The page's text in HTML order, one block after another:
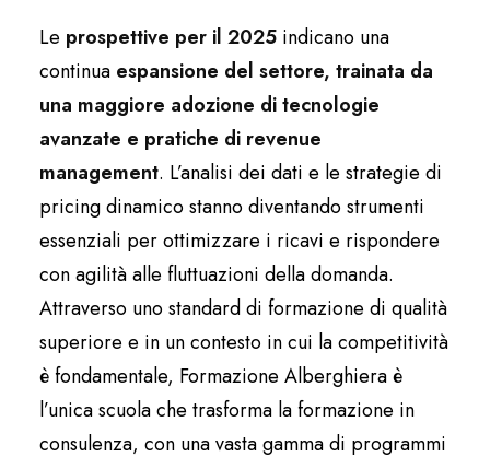
Le prospettive per il 2025 indicano una
continua espansione del settore, trainata da
una maggiore adozione di tecnologie
avanzate e pratiche di revenue
management. L’analisi dei dati e le strategie di
pricing dinamico stanno diventando strumenti
essenziali per ottimizzare i ricavi e rispondere
con agilità alle fluttuazioni della domanda.
Attraverso uno standard di formazione di qualità
superiore e in un contesto in cui la competitività
è fondamentale, Formazione Alberghiera è
l’unica scuola che trasforma la formazione in
consulenza, con una vasta gamma di programmi